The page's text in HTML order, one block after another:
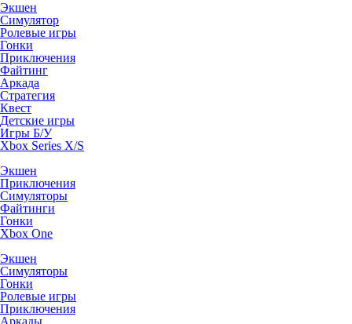
Экшен
Симулятор
Ролевые игры
Гонки
Приключения
Файтинг
Аркада
Стратегия
Квест
Детские игры
Игры Б/У
Xbox Series X/S
Экшен
Приключения
Симуляторы
Файтинги
Гонки
Xbox One
Экшен
Симуляторы
Гонки
Ролевые игры
Приключения
Аркады